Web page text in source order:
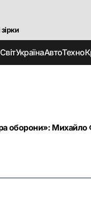
СвітУкраїнаАвтоТехно
оборони»: Михайло